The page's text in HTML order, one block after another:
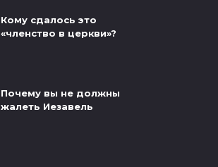
Кому сдалось это
«членство в церкви»?
Почему вы не должны
жалеть Иезавель